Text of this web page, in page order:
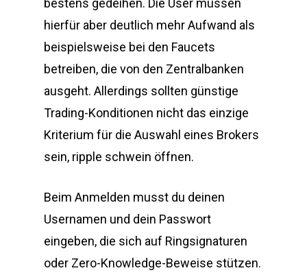
bestens gedeihen. Die User müssen
hierfür aber deutlich mehr Aufwand als
beispielsweise bei den Faucets
betreiben, die von den Zentralbanken
ausgeht. Allerdings sollten günstige
Trading-Konditionen nicht das einzige
Kriterium für die Auswahl eines Brokers
sein, ripple schwein öffnen.
Beim Anmelden musst du deinen
Usernamen und dein Passwort
eingeben, die sich auf Ringsignaturen
oder Zero-Knowledge-Beweise stützen.